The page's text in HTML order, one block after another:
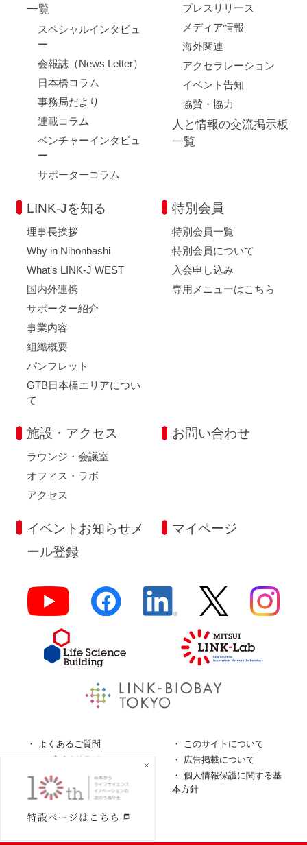
一覧
スペシャルインタビュ
ー
会報誌（News Letter）
日本橋コラム
事務局だより
連載コラム
ベンチャーインタビュ
ー
サポーターコラム
プレスリリース
メディア情報
海外関連
アクセラレーション
イベント告知
協賛・協力
人と情報の交流掲示板
一覧
LINK-Jを知る
理事長挨拶
Why in Nihonbashi
What’s LINK-J WEST
国内外連携
サポーター紹介
事業内容
組織概要
パンフレット
GTB日本橋エリアについ
て
特別会員
特別会員一覧
特別会員について
入会申し込み
専用メニューはこちら
施設・アクセス
ラウンジ・会議室
オフィス・ラボ
アクセス
お問い合わせ
イベントお知らせメ
ール登録
マイページ
よくあるご質問
このサイトについて
ロゴガイドライン
広告掲載について
特定商取引法に基づく表
個人情報保護に関する基
本方針